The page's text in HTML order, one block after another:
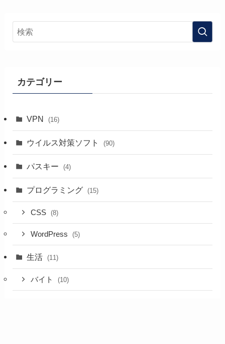
カテゴリー
VPN (16)
ウイルス対策ソフト (90)
パスキー (4)
プログラミング (15)
CSS (8)
WordPress (5)
生活 (11)
バイト (10)